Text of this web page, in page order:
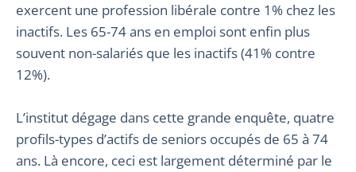
exercent une profession libérale contre 1% chez les
inactifs. Les 65-74 ans en emploi sont enfin plus
souvent non-salariés que les inactifs (41% contre
12%).
L’institut dégage dans cette grande enquête, quatre
profils-types d’actifs de seniors occupés de 65 à 74
ans. Là encore, ceci est largement déterminé par le